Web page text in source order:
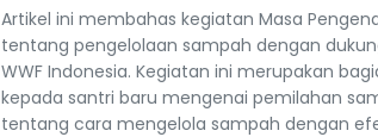
Artikel ini membahas kegiatan Masa
tentang pengelolaan sampah dengan
WWF Indonesia. Kegiatan ini merupakan
kepada santri baru mengenai pemilahan
tentang cara mengelola sampah dengan